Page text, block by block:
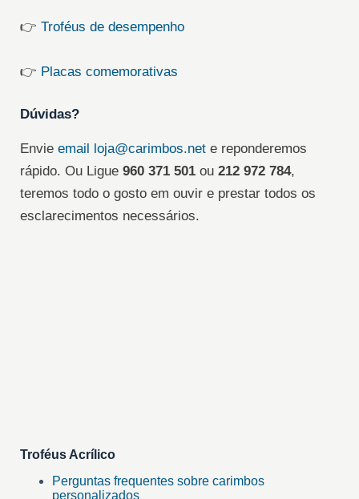
👉 Troféus de desempenho
👉 Placas comemorativas
Dúvidas?
Envie email loja@carimbos.net e reponderemos
rápido. Ou Ligue 960 371 501 ou 212 972 784,
teremos todo o gosto em ouvir e prestar todos os
esclarecimentos necessários.
Troféus Acrílico
Perguntas frequentes sobre carimbos
personalizados